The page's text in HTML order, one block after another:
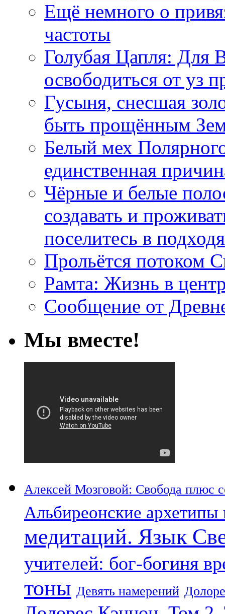
Ещё немного о
частоты
Голубая Цапля: Для
освободиться от уз
Гусыня, снесшая
быть прощённым
Белый мех
единственная
Чёрные и белые
создавать и
поселитесь в
Прольётся потоком
Рамта: Жизнь в
Сообщение от
Мы вместе!
Алексей Мозговой: Свобода плюс
Альбиреонские
медитаций. Язык
учителей: бог-богиня
тоны Девять намерений